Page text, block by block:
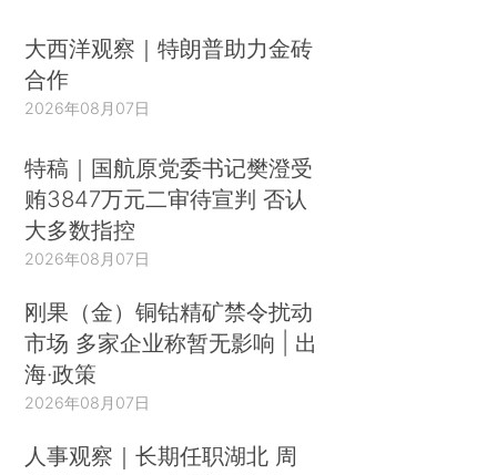
大西洋观察｜特朗普助力金砖
合作
2026年08月07日
特稿｜国航原党委书记樊澄受
贿3847万元二审待宣判 否认
大多数指控
2026年08月07日
刚果（金）铜钴精矿禁令扰动
市场 多家企业称暂无影响 | 出
海·政策
2026年08月07日
人事观察｜长期任职湖北 周